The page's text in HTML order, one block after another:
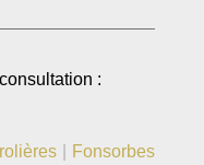
:
|
Fonsorbes